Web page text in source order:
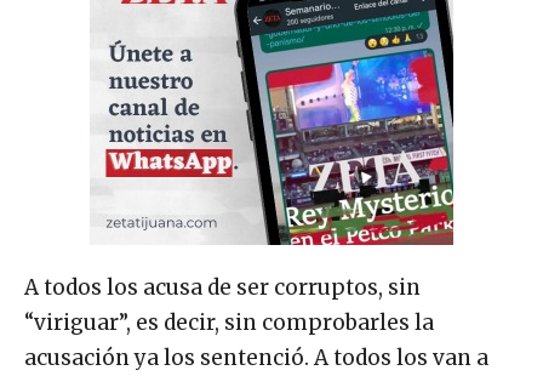
A todos los acusa de ser corruptos, sin
“viriguar”, es decir, sin comprobarles la
acusación ya los sentenció. A todos los van a